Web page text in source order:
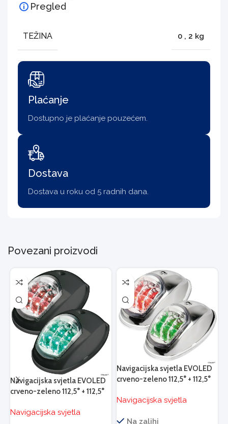
Pregled
TEŽINA 0 , 2 kg
Plaćanje
Dostupno je plaćanje pouzećem.
Dostava
Dostava u roku od 5 radnih dana.
Povezani proizvodi
Navigacijska svjetla EVOLED
crveno-zeleno 112,5° + 112,5°
Navigacijska svjetla
Navigacijska svjetla EVOLED
crveno-zeleno 112,5° + 112,5°
Navigacijska svjetla
Na zalihi